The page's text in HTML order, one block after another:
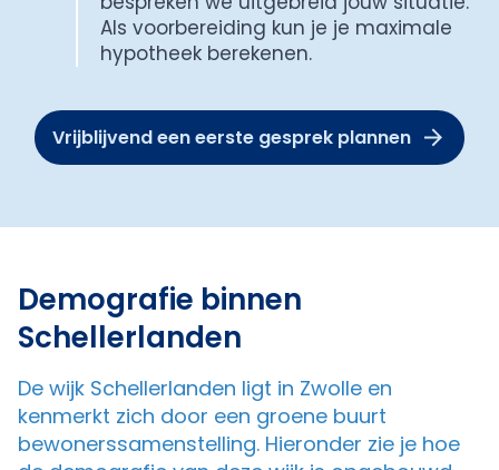
Als voorbereiding kun je je maximale
hypotheek berekenen.
Vrijblijvend een eerste gesprek plannen
Demografie binnen
Schellerlanden
De wijk Schellerlanden ligt in Zwolle en
kenmerkt zich door een groene buurt
bewonerssamenstelling. Hieronder zie je hoe